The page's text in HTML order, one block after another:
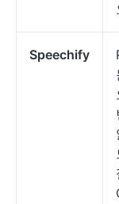
Speechify